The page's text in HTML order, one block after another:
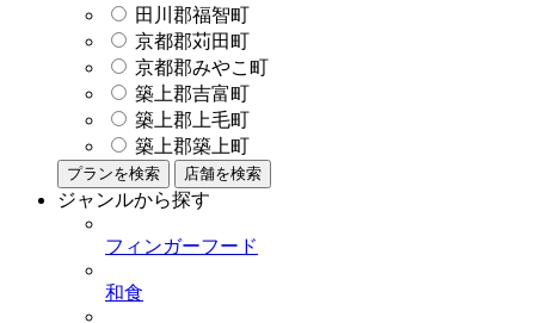
田川郡福智町
京都郡苅田町
京都郡みやこ町
築上郡吉富町
築上郡上毛町
築上郡築上町
プランを検索 店舗を検索
ジャンルから探す
フィンガーフード
和食